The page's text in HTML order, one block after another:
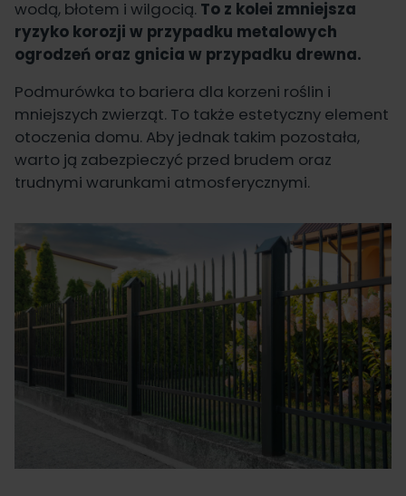
wodą, błotem i wilgocią. To z kolei zmniejsza
ryzyko korozji w przypadku metalowych
ogrodzeń oraz gnicia w przypadku drewna.
Podmurówka to bariera dla korzeni roślin i
mniejszych zwierząt. To także estetyczny element
otoczenia domu. Aby jednak takim pozostała,
warto ją zabezpieczyć przed brudem oraz
trudnymi warunkami atmosferycznymi.